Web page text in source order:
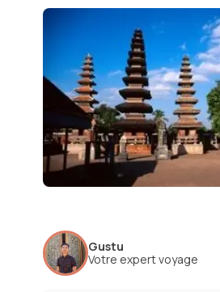
Gustu
Votre expert voyage